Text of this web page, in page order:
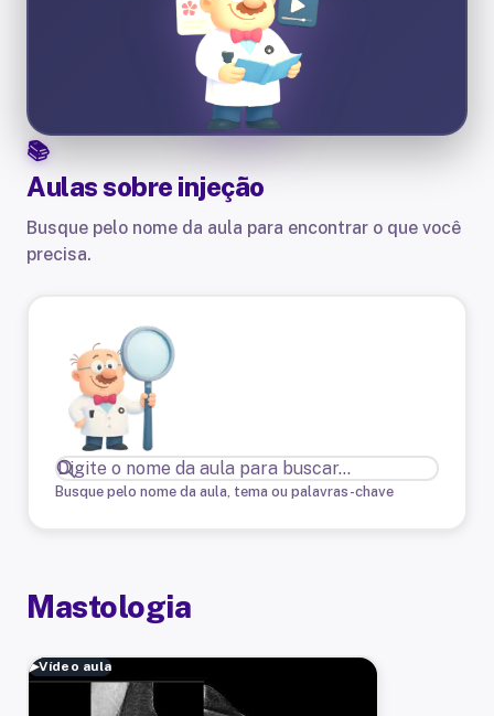
Aulas sobre injeção
Busque pelo nome da aula para encontrar o que você
precisa.
Busque pelo nome da aula, tema ou palavras-chave
Mastologia
▶Vídeo aula